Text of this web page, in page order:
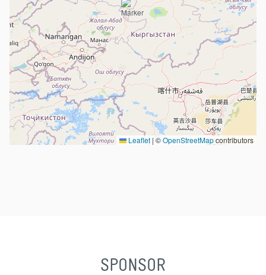
Leaflet | ©OpenStreetMapcontributors
SPONSOR